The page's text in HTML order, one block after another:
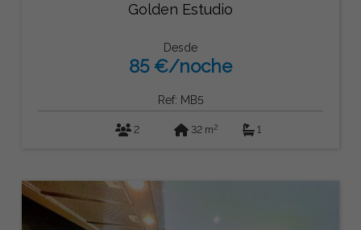
Golden Estudio
Desde
85 €/noche
Ref: MB5
2 32 m2 1